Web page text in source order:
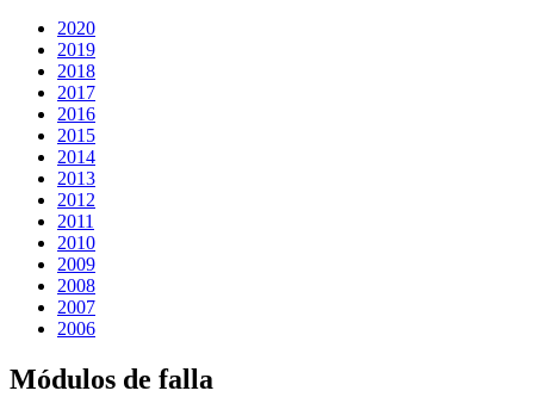
2020
2019
2018
2017
2016
2015
2014
2013
2012
2011
2010
2009
2008
2007
2006
Módulos de falla